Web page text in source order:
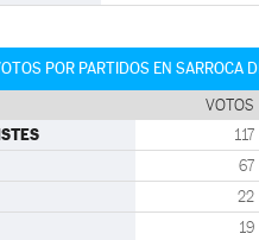
POR PARTIDOS EN SARROCA
VOTOS
117
67
22
19